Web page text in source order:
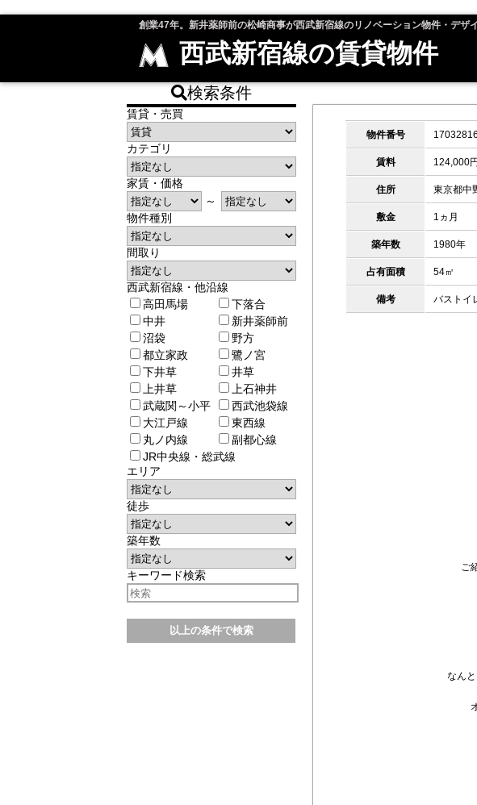
創業47年。新井薬師前の松崎商事が西武新宿線のリノベーション物件・デ
西武新宿線の賃貸物件
物件番号
賃料 124,000円
住所 東京都中
敷金 1ヵ月
築年数 1980年
占有面積 54㎡
備考 バストイ
ご
なんと
検索条件
賃貸・売買
カテゴリ
家賃・価格
～
物件種別
間取り
西武新宿線・他沿線
高田馬場
下落合
中井
新井薬師前
沼袋
野方
都立家政
鷺ノ宮
下井草
井草
上井草
上石神井
武蔵関～小平
西武池袋線
大江戸線
東西線
丸ノ内線
副都心線
JR中央線・総武線
エリア
徒歩
築年数
キーワード検索